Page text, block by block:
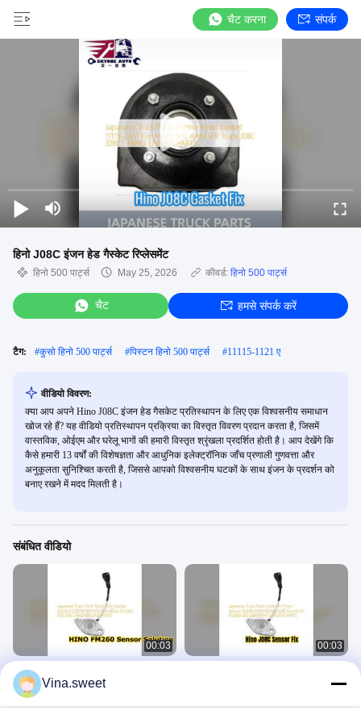
चैट करना संपर्क
हिनो J08C इंजन हेड गैस्केट रिप्लेसमेंट
हिनो 500 पार्ट्स May 25, 2026 कीवर्ड: हिनो 500 पार्ट्स
चैट हमसे संपर्क करें
टैग: #कुसो हिनो 500 पार्ट्स #पिस्टन हिनो 500 पार्ट्स #11115-1121 ए
वीडियो विवरण:
क्या आप अपने Hino J08C इंजन हेड गैसकेट प्रतिस्थापन के लिए एक विश्वसनीय समाधान
खोज रहे हैं? यह वीडियो प्रतिस्थापन प्रक्रिया का विस्तृत विवरण प्रदान करता है, जिसमें
वास्तविक, ओईएम और घरेलू भागों की हमारी विस्तृत श्रृंखला प्रदर्शित होती है। आप देखेंगे कि
कैसे हमारी 13 वर्षों की विशेषज्ञता और आधुनिक इलेक्ट्रॉनिक जाँच प्रणाली गुणवत्ता और
अनुकूलता सुनिश्चित करती है, जिससे आपको विश्वसनीय घटकों के साथ इंजन के प्रदर्शन को
बनाए रखने में मदद मिलती है।
संबंधित वीडियो
00:03
HINO FM260 Sensor S8319 01220
Reliable Engine Parts
हिनो 500 पार्ट्स
00:03
Vina.sweet